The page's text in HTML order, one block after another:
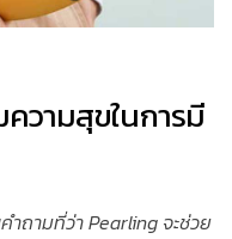
วามสุขในการมี
ถามที่ว่า Pearling จะช่วย